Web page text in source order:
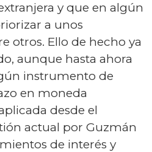
y que en algún
a unos
otros. Ello de hecho ya
aunque hasta ahora
instrumento de
en moneda
desde el
actual por Guzmán
de interés y